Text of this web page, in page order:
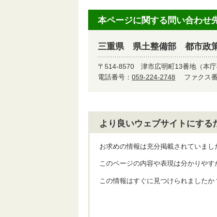
本ページに関する問い合わせ
三重県 県土整備部 都市政
〒514-8570 津市広明町13番地（本庁
電話番号： 059-224-2748 ファクス
より良いウェブサイトにす
お求めの情報は充分掲載されていまし
このページの内容や表現は分かりやす
この情報はすぐに見つけられましたか